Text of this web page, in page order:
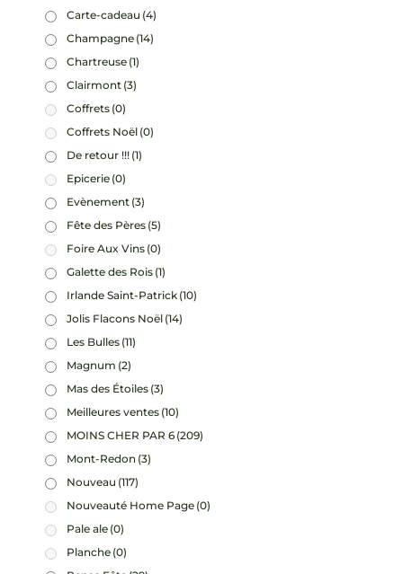
Carte-cadeau (4)
Champagne (14)
Chartreuse (1)
Clairmont (3)
Coffrets (0)
Coffrets Noël (0)
De retour !!! (1)
Epicerie (0)
Evènement (3)
Fête des Pères (5)
Foire Aux Vins (0)
Galette des Rois (1)
Irlande Saint-Patrick (10)
Jolis Flacons Noël (14)
Les Bulles (11)
Magnum (2)
Mas des Étoiles (3)
Meilleures ventes (10)
MOINS CHER PAR 6 (209)
Mont-Redon (3)
Nouveau (117)
Nouveauté Home Page (0)
Pale ale (0)
Planche (0)